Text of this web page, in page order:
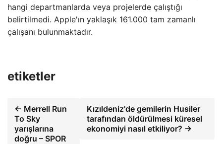
hangi departmanlarda veya projelerde çalıştığı
belirtilmedi. Apple'ın yaklaşık 161.000 tam zamanlı
çalışanı bulunmaktadır.
etiketler
← Merrell Run
To Sky
yarışlarına
doğru – SPOR
Kızıldeniz'de gemilerin Husiler
tarafından öldürülmesi küresel
ekonomiyi nasıl etkiliyor? →